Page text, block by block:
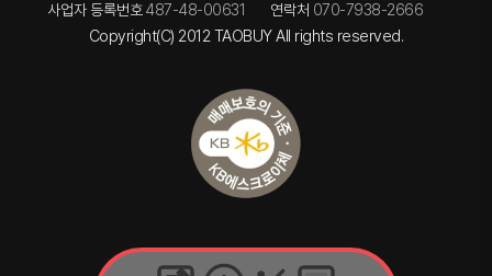
사업자 등록번호487-48-00631 연락처 070-7938-2666
Copyright(C) 2012 TAOBUY All rights reserved.